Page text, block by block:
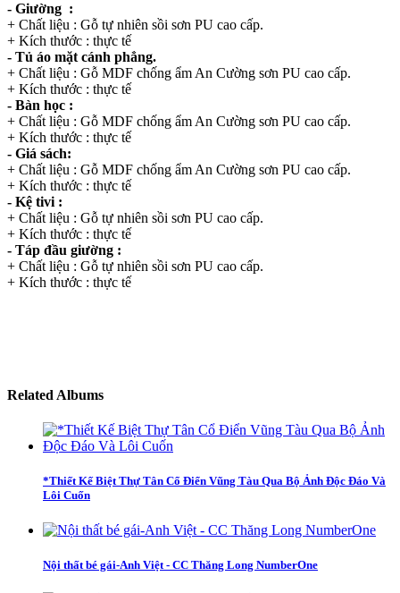
- Giường :
+ Chất liệu : Gỗ tự nhiên sồi sơn PU cao cấp.
+ Kích thước : thực tế
- Tủ áo mặt cánh phẳng.
+ Chất liệu : Gỗ MDF chống ẩm An Cường sơn PU cao cấp.
+ Kích thước : thực tế
- Bàn học :
+ Chất liệu : Gỗ MDF chống ẩm An Cường sơn PU cao cấp.
+ Kích thước : thực tế
- Giá sách:
+ Chất liệu : Gỗ MDF chống ẩm An Cường sơn PU cao cấp.
+ Kích thước : thực tế
- Kệ tivi :
+ Chất liệu : Gỗ tự nhiên sồi sơn PU cao cấp.
+ Kích thước : thực tế
- Táp đầu giường :
+ Chất liệu : Gỗ tự nhiên sồi sơn PU cao cấp.
+ Kích thước : thực tế
Related Albums
*Thiết Kế Biệt Thự Tân Cổ Điển Vũng Tàu Qua Bộ Ảnh Độc Đáo Và
Lôi Cuốn
Nội thất bé gái-Anh Việt - CC Thăng Long NumberOne